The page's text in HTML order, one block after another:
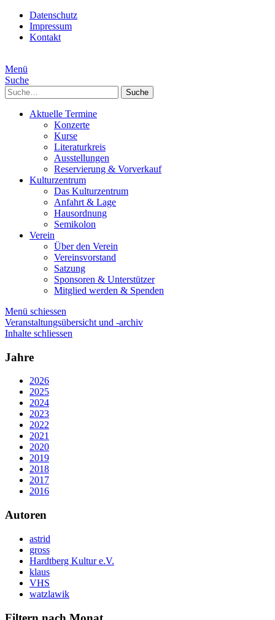
Datenschutz
Impressum
Kontakt
Menü
Suche
Suche
Aktuelle Termine
Konzerte
Kurse
Literaturkreis
Ausstellungen
Reservierung & Vorverkauf
Kulturzentrum
Das Kulturzentrum
Anfahrt & Lage
Hausordnung
Semikolon
Verein
Über den Verein
Vereinsvorstand
Satzung
Sponsoren & Unterstützer
Mitglied werden & Spenden
Menü schiessen
Veranstaltungsübersicht und -archiv
Inhalte schliessen
Jahre
2026
2025
2024
2023
2022
2021
2020
2019
2018
2017
2016
Autoren
astrid
gross
Hardtberg Kultur e.V.
klaus
VHS
watzlawik